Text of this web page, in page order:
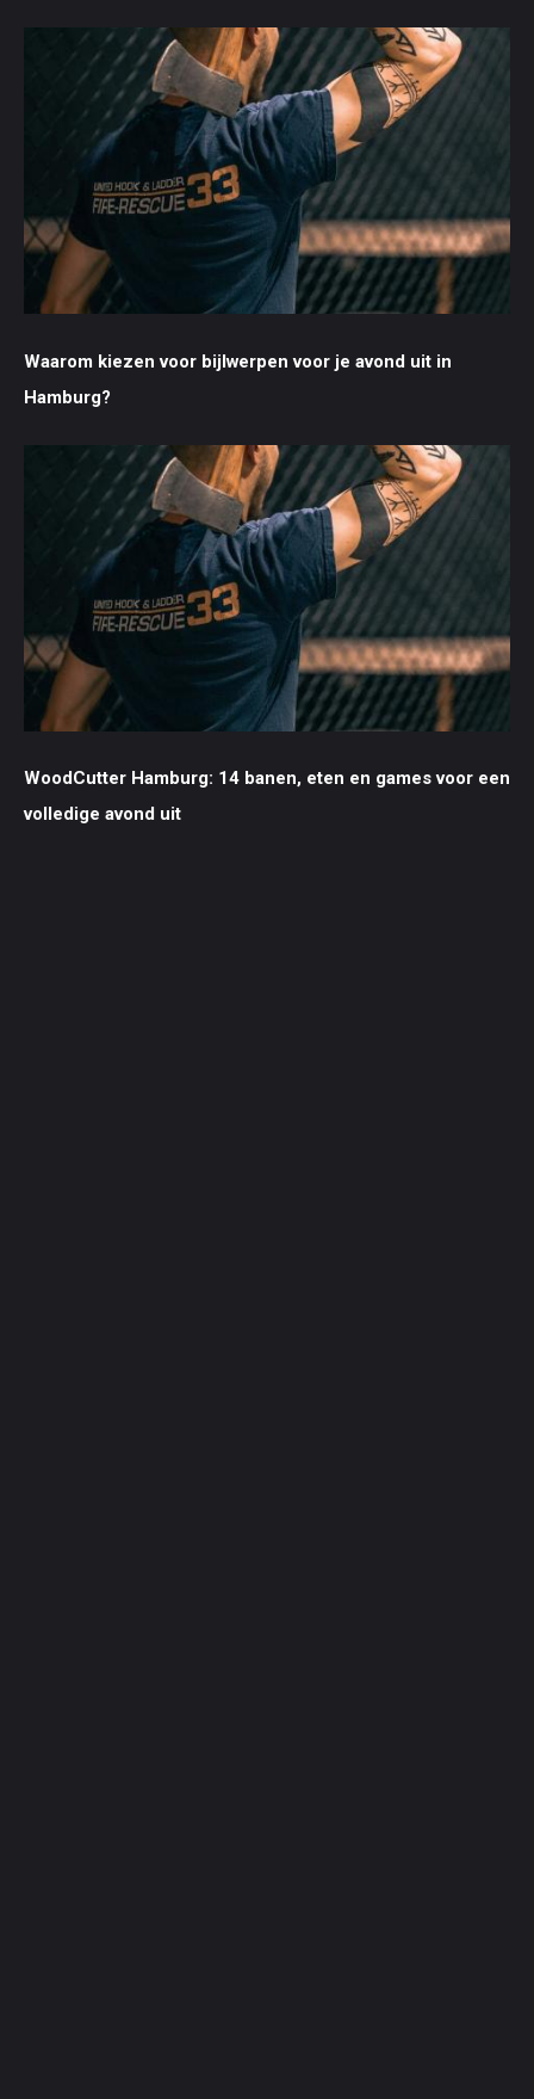
Waarom kiezen voor bijlwerpen voor je avond uit in
Hamburg?
WoodCutter Hamburg: 14 banen, eten en games voor een
volledige avond uit